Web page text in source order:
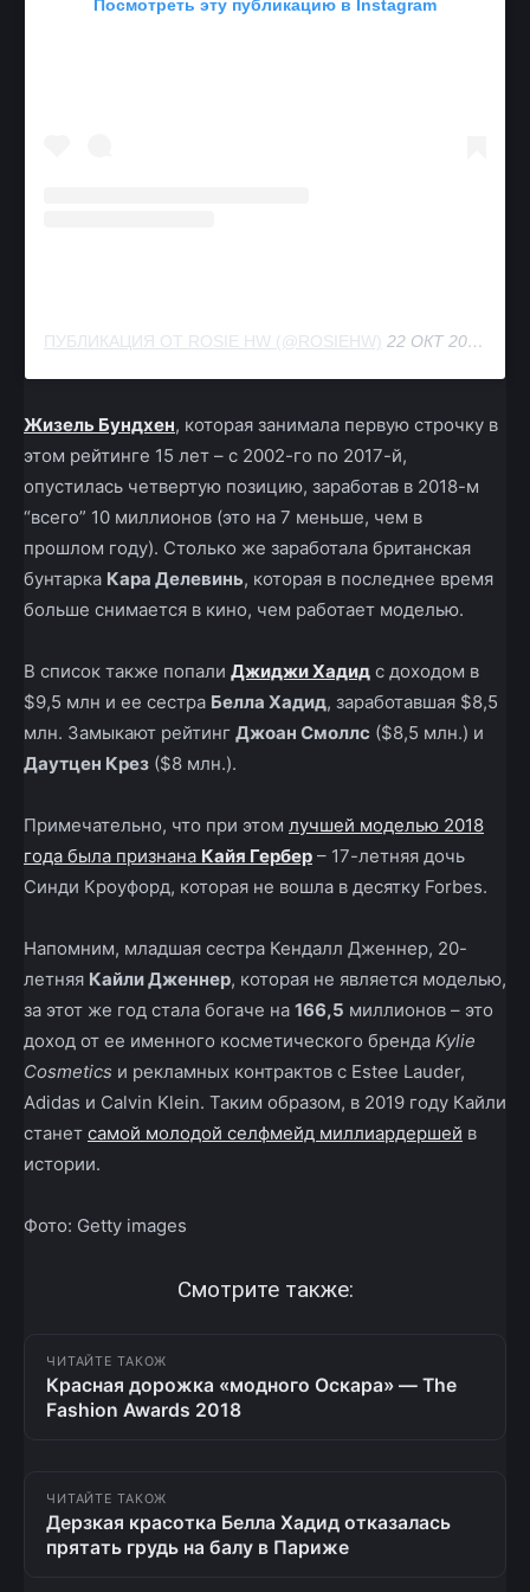
Посмотреть эту публикацию в Instagram
ПУБЛИКАЦИЯ ОТ ROSIE HW (@ROSIEHW) 22 ОКТ 2018 В 2:28 PDT
Жизель Бундхен, которая занимала первую строчку в
этом рейтинге 15 лет – с 2002-го по 2017-й,
опустилась четвертую позицию, заработав в 2018-м
“всего” 10 миллионов (это на 7 меньше, чем в
прошлом году). Столько же заработала британская
бунтарка Кара Делевинь, которая в последнее время
больше снимается в кино, чем работает моделью.
В список также попали Джиджи Хадид с доходом в
$9,5 млн и ее сестра Белла Хадид, заработавшая $8,5
млн. Замыкают рейтинг Джоан Смоллс ($8,5 млн.) и
Даутцен Крез ($8 млн.).
Примечательно, что при этом лучшей моделью 2018
года была признана Кайя Гербер – 17-летняя дочь
Синди Кроуфорд, которая не вошла в десятку Forbes.
Напомним, младшая сестра Кендалл Дженнер, 20-
летняя Кайли Дженнер, которая не является моделью,
за этот же год стала богаче на 166,5 миллионов – это
доход от ее именного косметического бренда Kylie
Cosmetics и рекламных контрактов с Estee Lauder,
Adidas и Calvin Klein. Таким образом, в 2019 году Кайли
станет самой молодой селфмейд миллиардершей в
истории.
Фото: Getty images
Смотрите также:
ЧИТАЙТЕ ТАКОЖ
Красная дорожка «модного Оскара» — The
Fashion Awards 2018
ЧИТАЙТЕ ТАКОЖ
Дерзкая красотка Белла Хадид отказалась
прятать грудь на балу в Париже